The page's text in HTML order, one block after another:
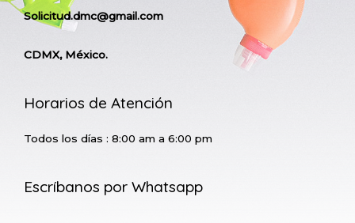
Solicitud.dmc@gmail.com
CDMX, México.
Horarios de Atención
Todos los días : 8:00 am a 6:00 pm
Escríbanos por Whatsapp